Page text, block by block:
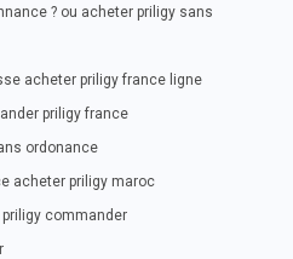
? ou acheter priligy sans
acheter priligy france ligne
priligy france
ordonance
acheter priligy maroc
commander